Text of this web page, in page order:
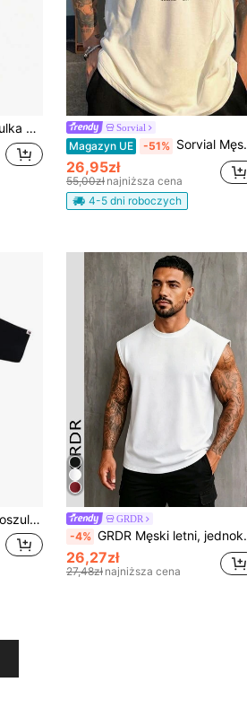
letni top w stylu preppy. Sorvial
Magazyn UE -51% Sorvial Męska vintage podkoszulka na ramiączkach z nadrukiem graficznym w wiśnie i litery, na wakacje, rave i święta
26,95zł
55,00zł najniższa cena
4-5 dni roboczych
na lato. Klasyczny styl miejski. GRDR
-4% GRDR Męski letni, jednokolorowy, luźny, swobodny top z okrągłym dekoltem
26,27zł
27,48zł najniższa cena